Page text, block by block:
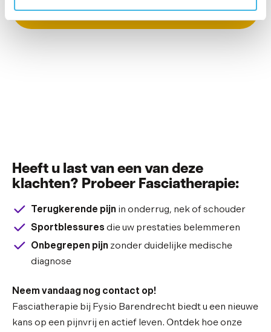
Heeft u last van een van deze
klachten? Probeer Fasciatherapie:
Terugkerende pijn in onderrug, nek of schouder
Sportblessures die uw prestaties belemmeren
Onbegrepen pijn zonder duidelijke medische
diagnose
Neem vandaag nog contact op!
Fasciatherapie bij Fysio Barendrecht biedt u een nieuwe
kans op een pijnvrij en actief leven. Ontdek hoe onze